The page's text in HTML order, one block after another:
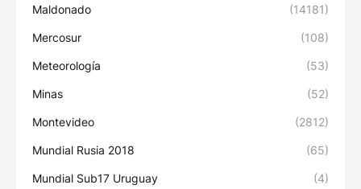
Maldonado (14181)
Mercosur (108)
Meteorología (53)
Minas (52)
Montevideo (2812)
Mundial Rusia 2018 (65)
Mundial Sub17 Uruguay (4)